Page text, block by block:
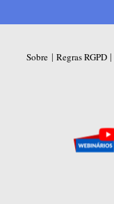
Sobre | Regras RGPD|